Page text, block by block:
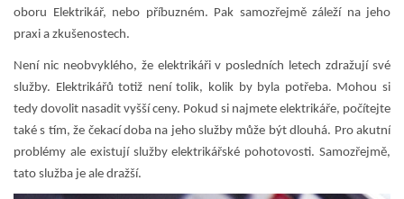
oboru Elektrikář, nebo příbuzném. Pak samozřejmě záleží na jeho
praxi a zkušenostech.
Není nic neobvyklého, že elektrikáři v posledních letech zdražují své
služby. Elektrikářů totiž není tolik, kolik by byla potřeba. Mohou si
tedy dovolit nasadit vyšší ceny. Pokud si najmete elektrikáře, počítejte
také s tím, že čekací doba na jeho služby může být dlouhá. Pro akutní
problémy ale existují služby elektrikářské pohotovosti. Samozřejmě,
tato služba je ale dražší.